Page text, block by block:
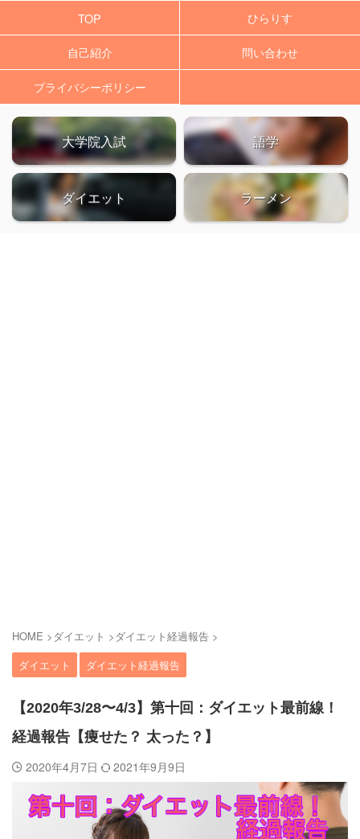
TOP ひらりす
自己紹介 問い合わせ
プライバシーポリシー
大学院入試 語学
ダイエット ラーメン
HOME >ダイエット >ダイエット経過報告 >
ダイエット
ダイエット経過報告
【2020年3/28〜4/3】第十回：ダイエット最前線！
経過報告【痩せた？ 太った？】
2020年4月7日
2021年9月9日